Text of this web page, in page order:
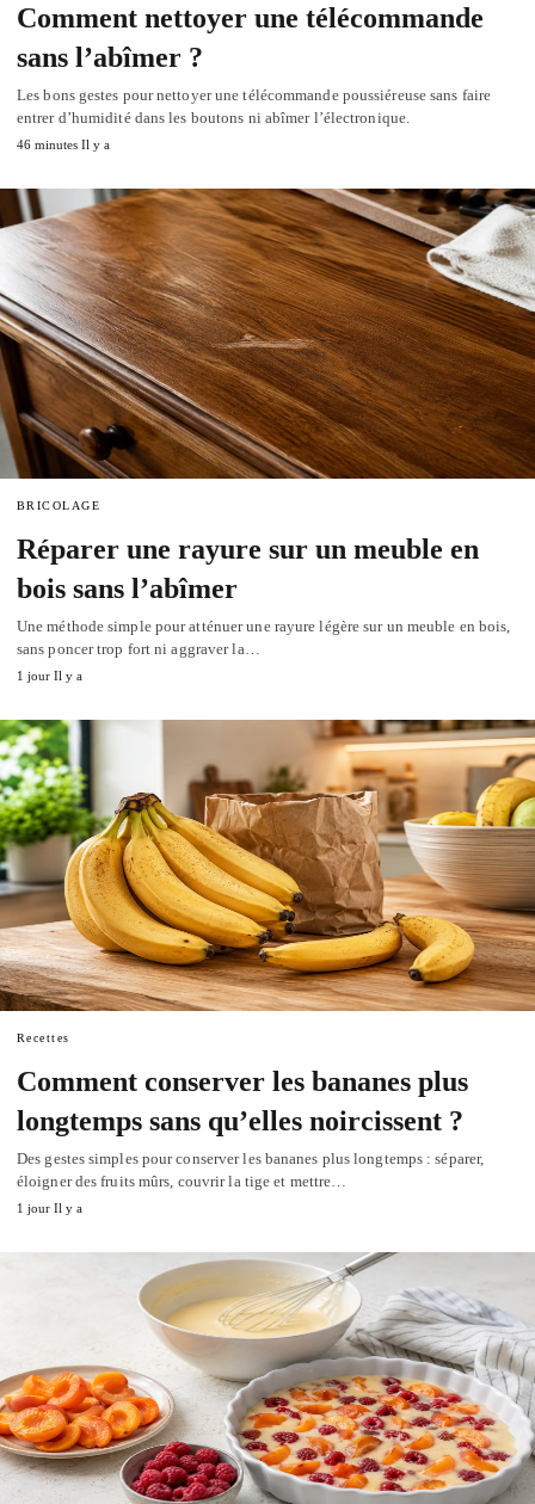
Comment nettoyer une télécommande
sans l’abîmer ?
Les bons gestes pour nettoyer une télécommande poussiéreuse sans faire
entrer d’humidité dans les boutons ni abîmer l’électronique.
46 minutes Il y a
BRICOLAGE
Réparer une rayure sur un meuble en
bois sans l’abîmer
Une méthode simple pour atténuer une rayure légère sur un meuble en bois,
sans poncer trop fort ni aggraver la…
1 jour Il y a
Recettes
Comment conserver les bananes plus
longtemps sans qu’elles noircissent ?
Des gestes simples pour conserver les bananes plus longtemps : séparer,
éloigner des fruits mûrs, couvrir la tige et mettre…
1 jour Il y a